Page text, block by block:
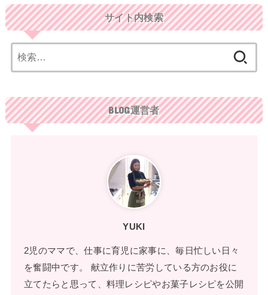
サイト内検索
索:
BLOG運営者
YUKI
2児のママで、仕事に育児に家事に、毎日忙しい日々
を奮闘中です。 献立作りに苦労している方のお役に
立てたらと思って、料理レシピやお菓子レシピを公開